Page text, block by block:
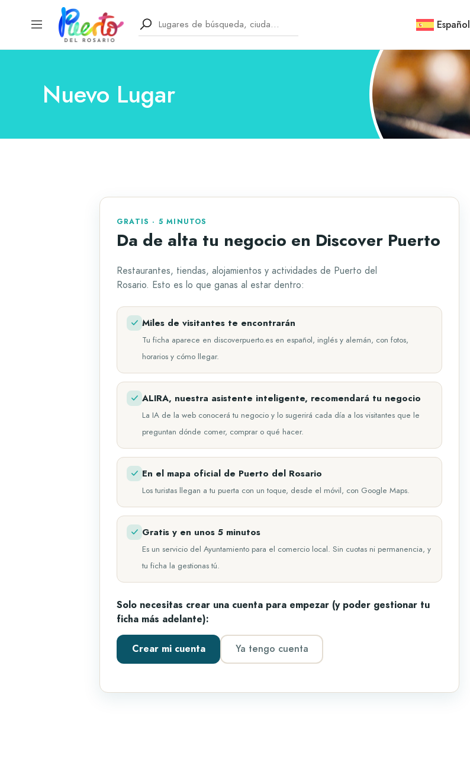
Español
Nuevo Lugar
GRATIS · 5 MINUTOS
Da de alta tu negocio en Discover Puerto
Restaurantes, tiendas, alojamientos y actividades de Puerto del
Rosario. Esto es lo que ganas al estar dentro:
Miles de visitantes te encontrarán
Tu ficha aparece en discoverpuerto.es en español, inglés y alemán, con fotos,
horarios y cómo llegar.
ALIRA, nuestra asistente inteligente, recomendará tu negocio
La IA de la web conocerá tu negocio y lo sugerirá cada día a los visitantes que le
preguntan dónde comer, comprar o qué hacer.
En el mapa oficial de Puerto del Rosario
Los turistas llegan a tu puerta con un toque, desde el móvil, con Google Maps.
Gratis y en unos 5 minutos
Es un servicio del Ayuntamiento para el comercio local. Sin cuotas ni permanencia, y
tu ficha la gestionas tú.
Solo necesitas crear una cuenta para empezar (y poder gestionar tu
ficha más adelante):
Crear mi cuenta Ya tengo cuenta